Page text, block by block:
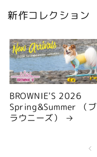
新作コレクション
BROWNIE'S 2026
Spring&Summer （ブ
ラウニーズ）